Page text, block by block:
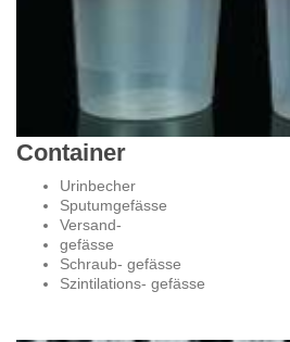
Container
Urinbecher
Sputumgefässe
Versand-
gefässe
Schraub- gefässe
Szintilations- gefässe